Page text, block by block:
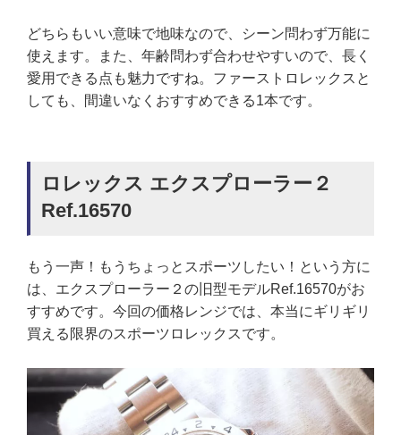
どちらもいい意味で地味なので、シーン問わず万能に
使えます。また、年齢問わず合わせやすいので、長く
愛用できる点も魅力ですね。ファーストロレックスと
しても、間違いなくおすすめできる1本です。
ロレックス エクスプローラー２
Ref.16570
もう一声！もうちょっとスポーツしたい！という方に
は、エクスプローラー２の旧型モデルRef.16570がお
すすめです。今回の価格レンジでは、本当にギリギリ
買える限界のスポーツロレックスです。